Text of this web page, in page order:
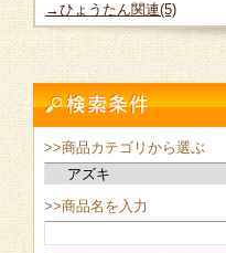
→ひょうたん関連(5)
>>商品カテゴリから選ぶ
>>商品名を入力